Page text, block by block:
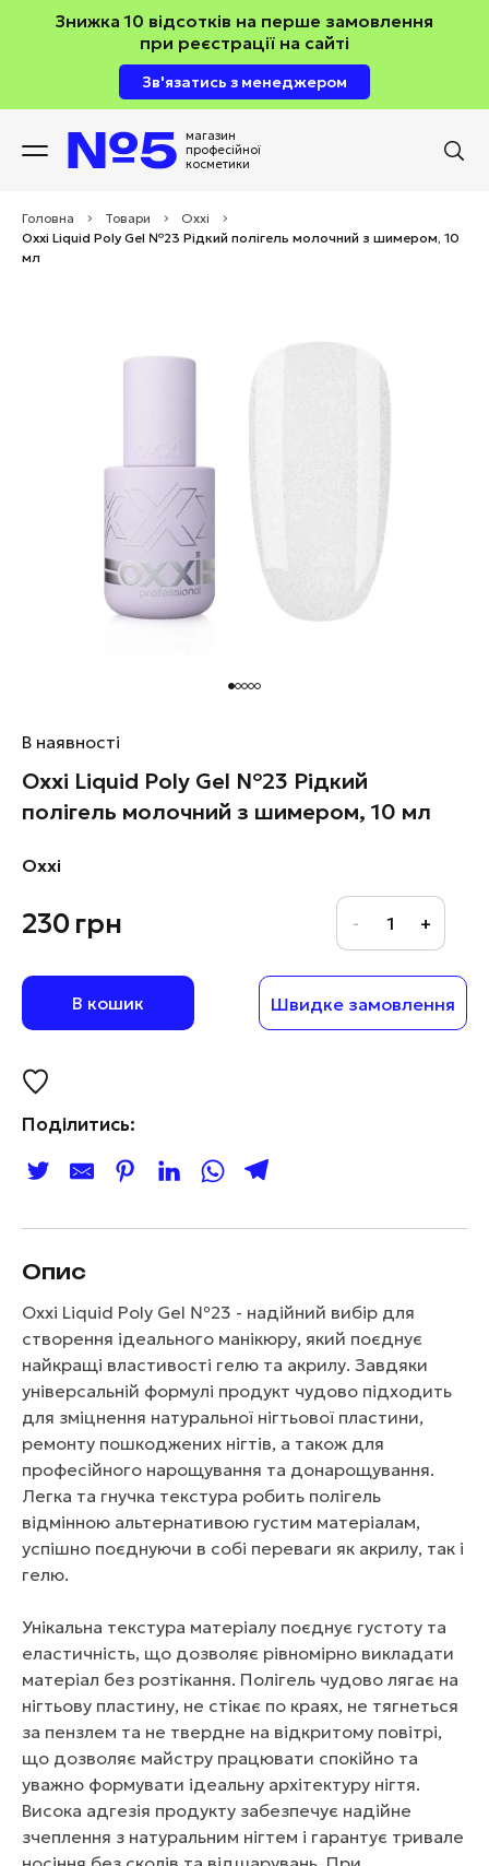
Знижка 10 відсотків на перше замовлення
при реєстрації на сайті
Зв'язатись з менеджером
магазин
професійної
косметики
Головна > Товари > Oxxi
>
Oxxi Liquid Poly Gel №23 Рідкий полігель молочний з шимером, 10
мл
В наявності
Oxxi Liquid Poly Gel №23 Рідкий
полігель молочний з шимером, 10 мл
Oxxi
230грн
В кошик Швидке замовлення
Поділитись:
Опис
Oxxi Liquid Poly Gel №23 - надійний вибір для
створення ідеального манікюру, який поєднує
найкращі властивості гелю та акрилу. Завдяки
універсальній формулі продукт чудово підходить
для зміцнення натуральної нігтьової пластини,
ремонту пошкоджених нігтів, а також для
професійного нарощування та донарощування.
Легка та гнучка текстура робить полігель
відмінною альтернативою густим матеріалам,
успішно поєднуючи в собі переваги як акрилу, так і
гелю.
Унікальна текстура матеріалу поєднує густоту та
еластичність, що дозволяє рівномірно викладати
матеріал без розтікання. Полігель чудово лягає на
нігтьову пластину, не стікає по краях, не тягнеться
за пензлем та не твердне на відкритому повітрі,
що дозволяє майстру працювати спокійно та
уважно формувати ідеальну архітектуру нігтя.
Висока адгезія продукту забезпечує надійне
зчеплення з натуральним нігтем і гарантує тривале